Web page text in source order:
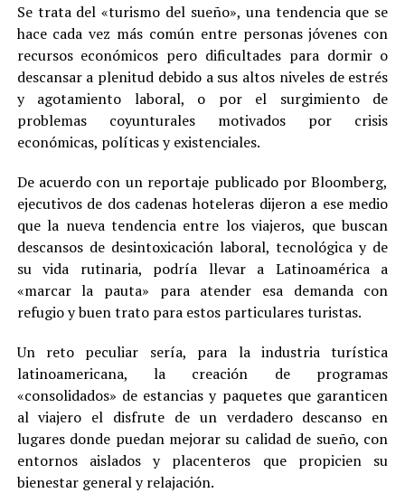
Se trata del «turismo del sueño», una tendencia que se
hace cada vez más común entre personas jóvenes con
recursos económicos pero dificultades para dormir o
descansar a plenitud debido a sus altos niveles de estrés
y agotamiento laboral, o por el surgimiento de
problemas coyunturales motivados por crisis
económicas, políticas y existenciales.
De acuerdo con un reportaje publicado por Bloomberg,
ejecutivos de dos cadenas hoteleras dijeron a ese medio
que la nueva tendencia entre los viajeros, que buscan
descansos de desintoxicación laboral, tecnológica y de
su vida rutinaria, podría llevar a Latinoamérica a
«marcar la pauta» para atender esa demanda con
refugio y buen trato para estos particulares turistas.
Un reto peculiar sería, para la industria turística
latinoamericana, la creación de programas
«consolidados» de estancias y paquetes que garanticen
al viajero el disfrute de un verdadero descanso en
lugares donde puedan mejorar su calidad de sueño, con
entornos aislados y placenteros que propicien su
bienestar general y relajación.